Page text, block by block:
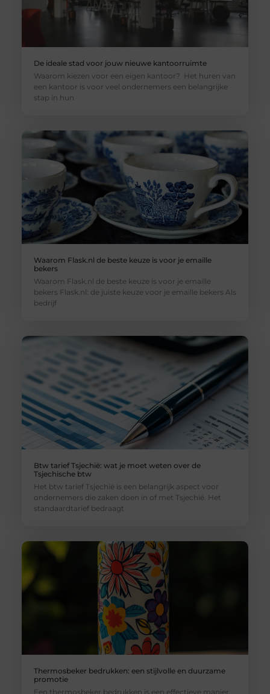
De ideale stad voor jouw nieuwe kantoorruimte
Waarom kiezen voor een eigen kantoor? Het huren van
een kantoor is voor veel ondernemers een belangrijke
stap in hun
Waarom Flask.nl de beste keuze is voor je emaille
bekers
Waarom Flask.nl de beste keuze is voor je emaille
bekers Flask.nl: de juiste keuze voor je emaille bekers Als
bedrijf
Btw tarief Tsjechië: wat je moet weten over de
Tsjechische btw
Het btw tarief Tsjechië is een belangrijk aspect voor
ondernemers die zaken doen in of met Tsjechië. Het
standaardtarief bedraagt
Thermosbeker bedrukken: een stijlvolle en duurzame
promotie
Een thermosbeker bedrukken is een effectieve manier